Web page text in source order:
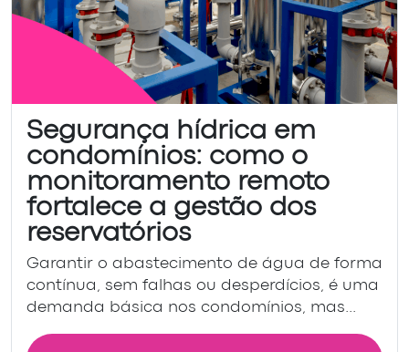
Segurança hídrica em
condomínios: como o
monitoramento remoto
fortalece a gestão dos
reservatórios
Garantir o abastecimento de água de forma
contínua, sem falhas ou desperdícios, é uma
demanda básica nos condomínios, mas...